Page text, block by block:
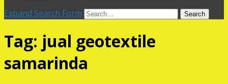
Expand Search Form
Search
Tag: jual geotextile
samarinda